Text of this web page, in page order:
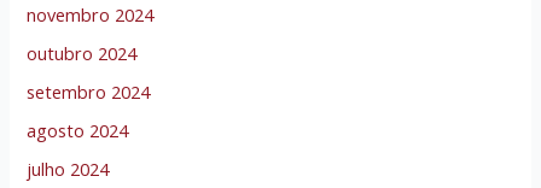
novembro 2024
outubro 2024
setembro 2024
agosto 2024
julho 2024